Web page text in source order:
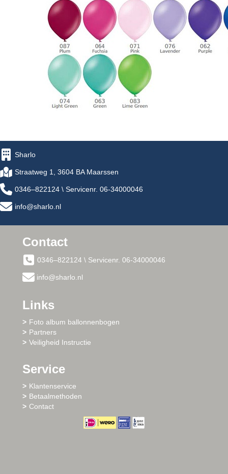
Sharlo
Straatweg 1, 3604 BA Maarssen
0346–822124 \ Servicenr. 06-34000046
info@sharlo.nl
Contact
0346–822124 \ Servicenr. 06-34000046
info@sharlo.nl
Links
Foto album ballonnenbogen
Partners
Veiligheid Instructie
Service
Klantenservice
Betaalmethoden
Contact